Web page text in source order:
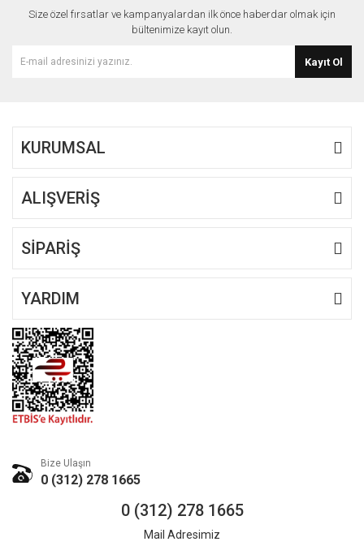
Ürün açıklamasında eksik bilgiler bulunuyor.
Ürün fiyatı diğer sitelerden daha pahalı.
Size özel fırsatlar ve kampanyalardan ilk önce haberdar olmak için
bültenimize kayıt olun.
Kayıt Ol
KURUMSAL
ALIŞVERİŞ
SİPARİŞ
YARDIM
Bize Ulaşın
0 (312) 278 1665
0 (312) 278 1665
Mail Adresimiz